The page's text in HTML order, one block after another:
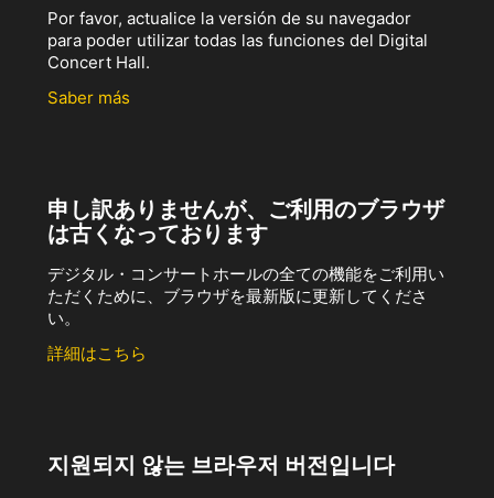
Por favor, actualice la versión de su navegador
para poder utilizar todas las funciones del Digital
Concert Hall.
Saber más
申し訳ありませんが、ご利用のブラウザ
は古くなっております
デジタル・コンサートホールの全ての機能をご利用い
ただくために、ブラウザを最新版に更新してくださ
い。
詳細はこちら
지원되지 않는 브라우저 버전입니다